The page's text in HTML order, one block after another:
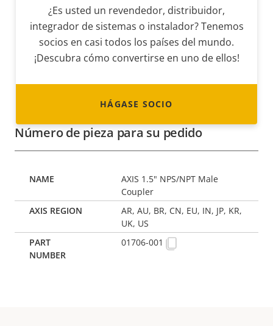
¿Es usted un revendedor, distribuidor,
integrador de sistemas o instalador? Tenemos
socios en casi todos los países del mundo.
¡Descubra cómo convertirse en uno de ellos!
HÁGASE SOCIO
Número de pieza para su pedido
AXIS 1.5" NPS/NPT Male
Coupler
AR, AU, BR, CN, EU, IN, JP, KR,
UK, US
01706-001